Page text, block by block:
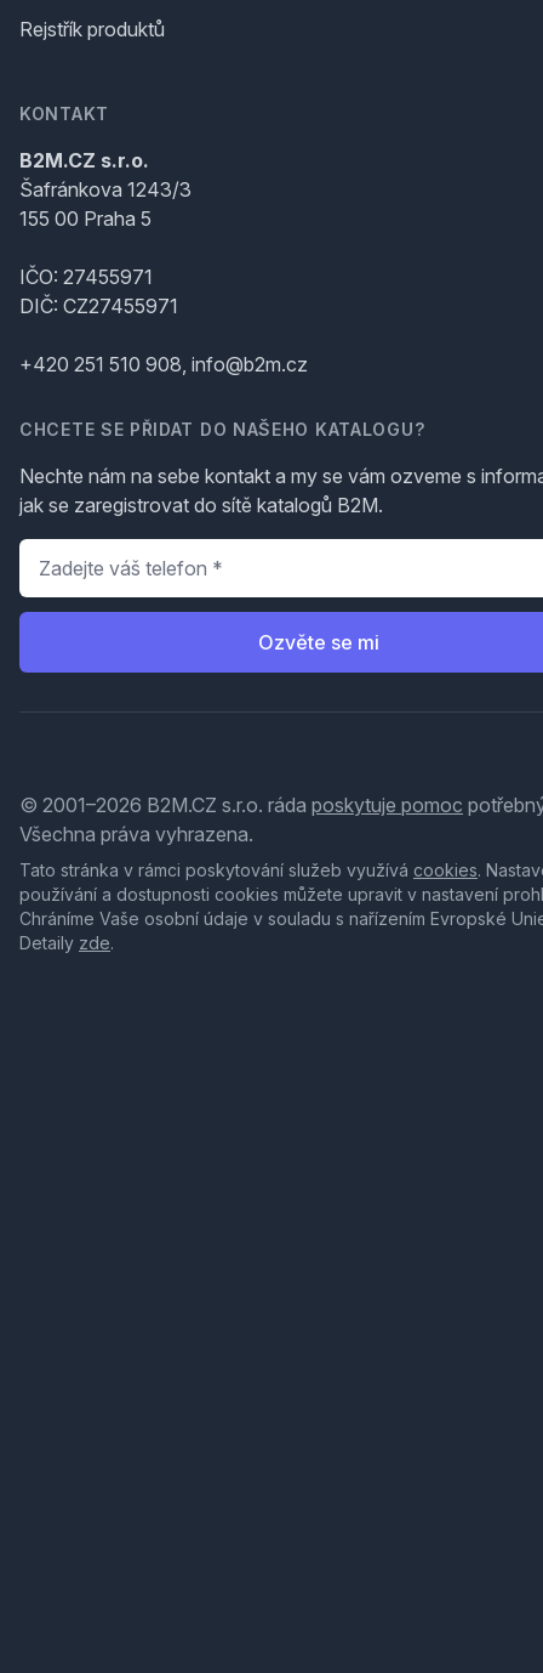
Rejstřík produktů
KONTAKT
B2M.CZ s.r.o.
Šafránkova 1243/3
155 00 Praha 5
IČO: 27455971
DIČ: CZ27455971
+420 251 510 908, info@b2m.cz
CHCETE SE PŘIDAT DO NAŠEHO KATALOGU?
Nechte nám na sebe kontakt a my se vám ozveme s
jak se zaregistrovat do sítě katalogů B2M.
Telefon
Ozvěte se mi
© 2001–2026 B2M.CZ s.r.o. ráda poskytuje pomoc
Všechna práva vyhrazena.
Tato stránka v rámci poskytování služeb využívá cookies.
používání a dostupnosti cookies můžete upravit v nastavení
Chráníme Vaše osobní údaje v souladu s nařízením Evropské
Detaily zde.